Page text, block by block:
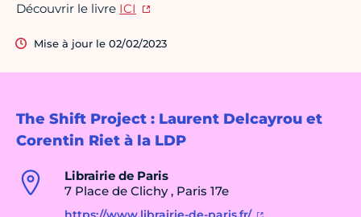
The Shift Project : Laurent Delcayrou et
Corentin Riet à la LDP
Librairie de Paris
7 Place de Clichy , Paris 17e
Découvrir le livre ICI
Mise à jour le 02/02/2023